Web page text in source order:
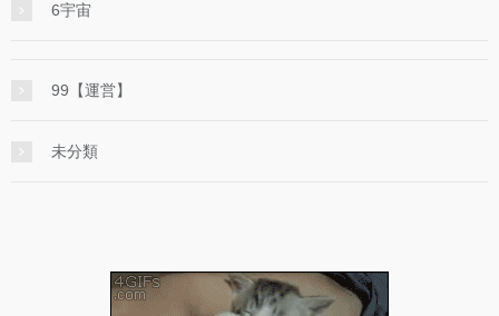
6宇宙
99【運営】
未分類